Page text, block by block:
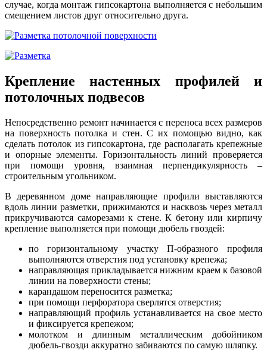
случае, когда монтаж гипсокартона выполняется с небольшим
смещением листов друг относительно друга.
Крепление настенных профилей и
потолочных подвесов
Непосредственно ремонт начинается с переноса всех размеров
на поверхность потолка и стен. С их помощью видно, как
сделать потолок из гипсокартона, где располагать крепежные
и опорные элементы. Горизонтальность линий проверяется
при помощи уровня, взаимная перпендикулярность –
строительным угольником.
В деревянном доме направляющие профили выставляются
вдоль линии разметки, прижимаются и насквозь через металл
прикручиваются саморезами к стене. К бетону или кирпичу
крепление выполняется при помощи дюбель гвоздей:
по горизонтальному участку П-образного профиля
выполняются отверстия под установку крепежа;
направляющая прикладывается нижним краем к базовой
линии на поверхности стены;
карандашом переносится разметка;
при помощи перфоратора сверлятся отверстия;
направляющий профиль устанавливается на свое место
и фиксируется крепежом;
молотком и длинным металлическим добойником
дюбель-гвозди аккуратно забиваются по самую шляпку.